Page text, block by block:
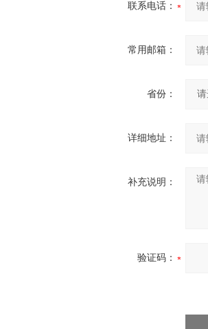
联系电话：
常用邮箱：
省份：
详细地址：
补充说明：
验证码：